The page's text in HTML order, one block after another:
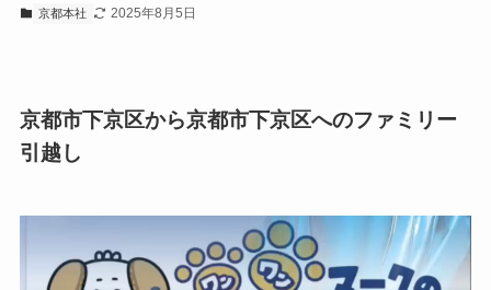
京都本社 2025年8月5日
京都市下京区から京都市下京区へのファミリー
引越し